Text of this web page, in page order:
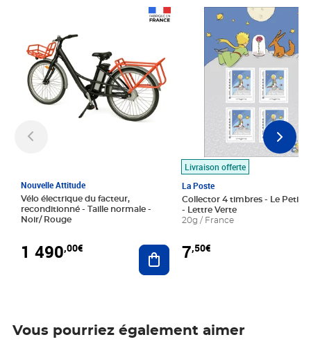
Nouvelle Attitude
Vélo électrique du facteur,
reconditionné - Taille normale -
Noir/ Rouge
1 490,00€ Ajouter au panier
Livraison offerte
La Poste
Collector 4 timbres - Le Petit
- Lettre Verte
20g / France
7,50€
Prix 7,50€
Vous pourriez également aimer